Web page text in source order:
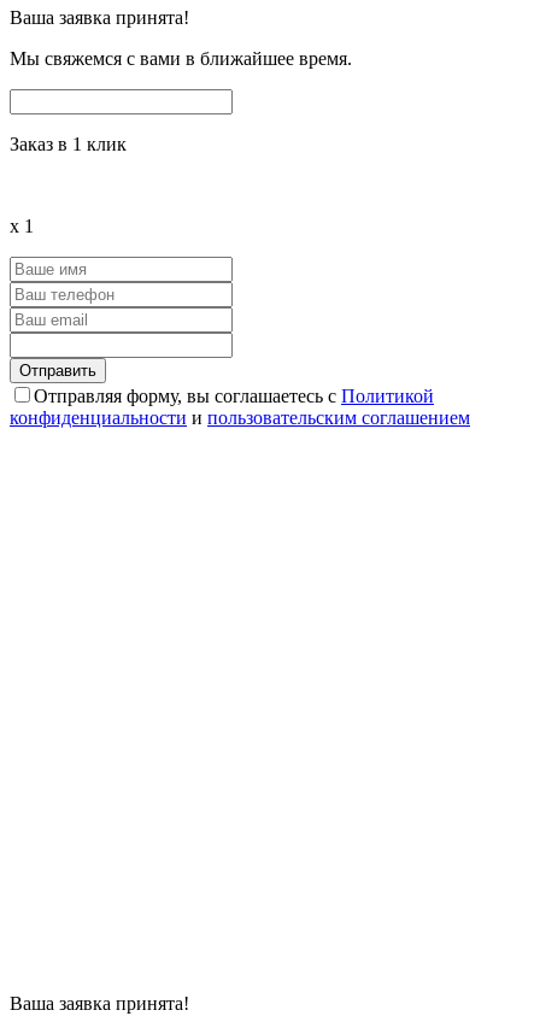
Ваша заявка принята!
Мы свяжемся с вами в ближайшее время.
Заказ в 1 клик
x 1
Отправляя форму, вы соглашаетесь с Политикой
конфиденциальности и пользовательским соглашением
Ваша заявка принята!